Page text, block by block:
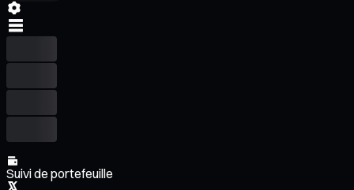
Suivi de portefeuille